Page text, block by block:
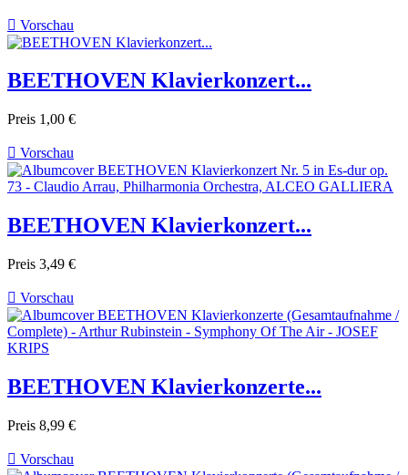
 Vorschau
BEETHOVEN Klavierkonzert...
Preis 1,00 €
 Vorschau
BEETHOVEN Klavierkonzert...
Preis 3,49 €
 Vorschau
BEETHOVEN Klavierkonzerte...
Preis 8,99 €
 Vorschau